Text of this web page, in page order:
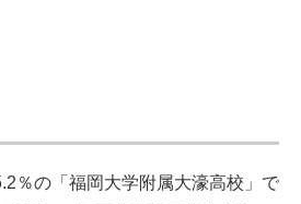
％の「福岡大学附属大濠高校」で